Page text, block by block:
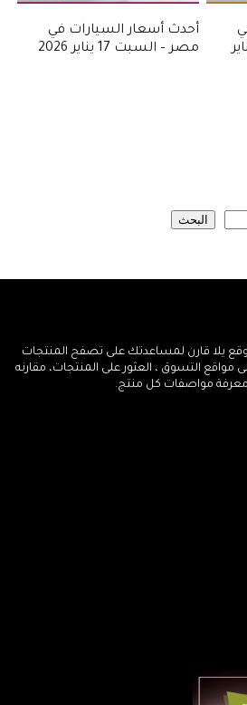
السبت 17 يناير
أحدث أسعار السيارات في
مصر – السبت 17 يناير 2026
البحث
يلا قارن لمساعدتك على تصفح المنتجات
مواقع التسوق ، العثور على المنتجات، مقارنه
معرفة مواصفات كل منتج.